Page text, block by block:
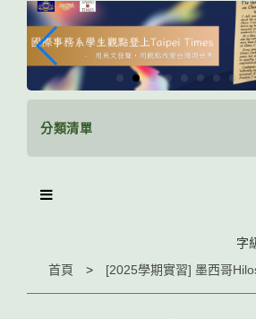
分類清單
首頁
字